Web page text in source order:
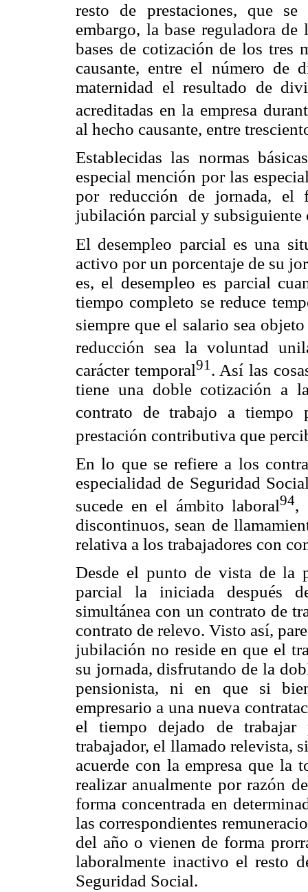
resto de prestaciones, que
embargo, la base reguladora
bases de cotización de los tres
causante, entre el número de
maternidad el resultado de
acreditadas en la empresa
al hecho causante, entre
Establecidas las normas
especial mención por las
por reducción de jornada, el
jubilación parcial y subsiguiente
El desempleo parcial es una
activo por un porcentaje de su
es, el desempleo es parcial
tiempo completo se reduce
siempre que el salario sea
reducción sea la voluntad
carácter temporal91 . Así las
tiene una doble cotización a
contrato de trabajo a tiempo
prestación contributiva que
En lo que se refiere a los
especialidad de Seguridad
sucede en el ámbito laboral94,
discontinuos, sean de
relativa a los trabajadores con
Desde el punto de vista de la
parcial la iniciada después
simultánea con un contrato de
contrato de relevo. Visto así,
jubilación no reside en que el
su jornada, disfrutando de la
pensionista, ni en que si
empresario a una nueva
el tiempo dejado de
trabajador, el llamado relevista,
acuerde con la empresa que la
realizar anualmente por razón
forma concentrada en
las correspondientes
del año o vienen de forma
laboralmente inactivo el resto
Seguridad Social.